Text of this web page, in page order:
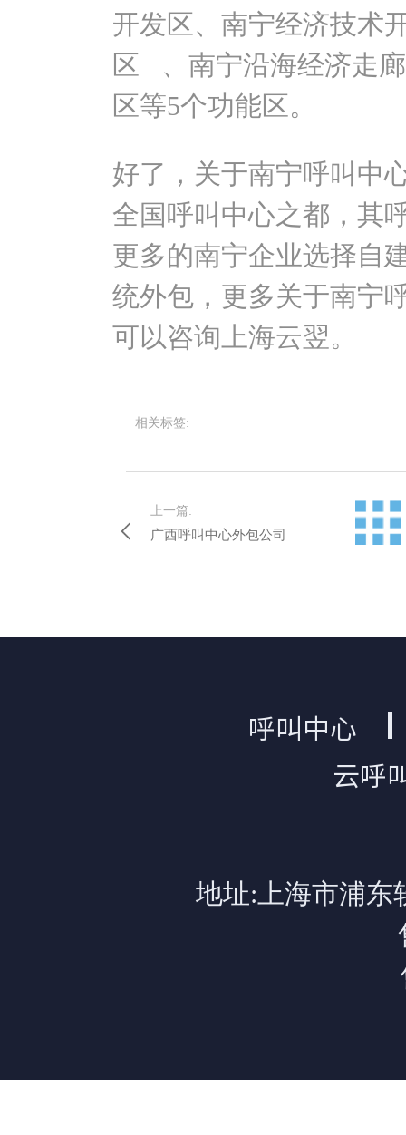
开发区、南宁经济技术
区 、南宁沿海经济走
区等5个功能区。
好了，关于南宁呼叫中
全国呼叫中心之都，其
更多的南宁企业选择自
统外包，更多关于南宁
可以咨询上海云翌。
相关标签:
上一篇:
广西呼叫中心外包公司
呼叫中心
云呼
地址:上海市浦东